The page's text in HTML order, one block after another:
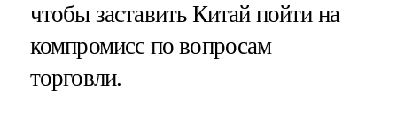
чтобы заставить Китай пойти на
компромисс по вопросам
торговли.